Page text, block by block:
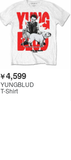
￥4,599
YUNGBLUD
T-Shirt